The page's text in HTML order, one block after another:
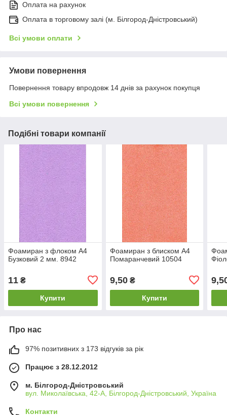
Оплата на рахунок
Оплата в торговому залі (м. Білгород-Дністровський)
Всі умови оплати
Умови повернення
Повернення товару впродовж 14 днів за рахунок покупця
Всі умови повернення
Подібні товари компанії
Фоамиран з флоком А4
Бузковий 2 мм. 8942
11 ₴
Купити
Фоамиран з блиском А4
Помаранчевий 10504
9,50₴
Купити
Про нас
97% позитивних з 173 відгуків за рік
Працює з 28.12.2012
м. Білгород-Дністровський
вул. Миколаївська, 42-А, Білгород-Дністровський, Україна
Контакти